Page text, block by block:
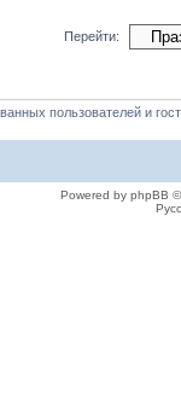
Перейти:
пользователей и
Powered by phpBB